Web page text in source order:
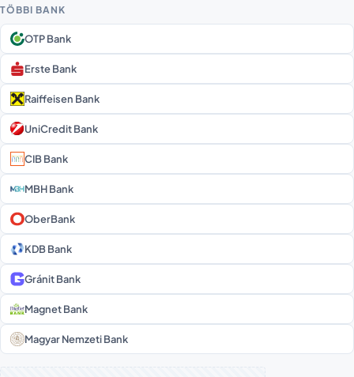
TÖBBI BANK
OTP Bank
Erste Bank
Raiffeisen Bank
UniCredit Bank
CIB Bank
MBH Bank
OberBank
KDB Bank
Gránit Bank
Magnet Bank
Magyar Nemzeti Bank